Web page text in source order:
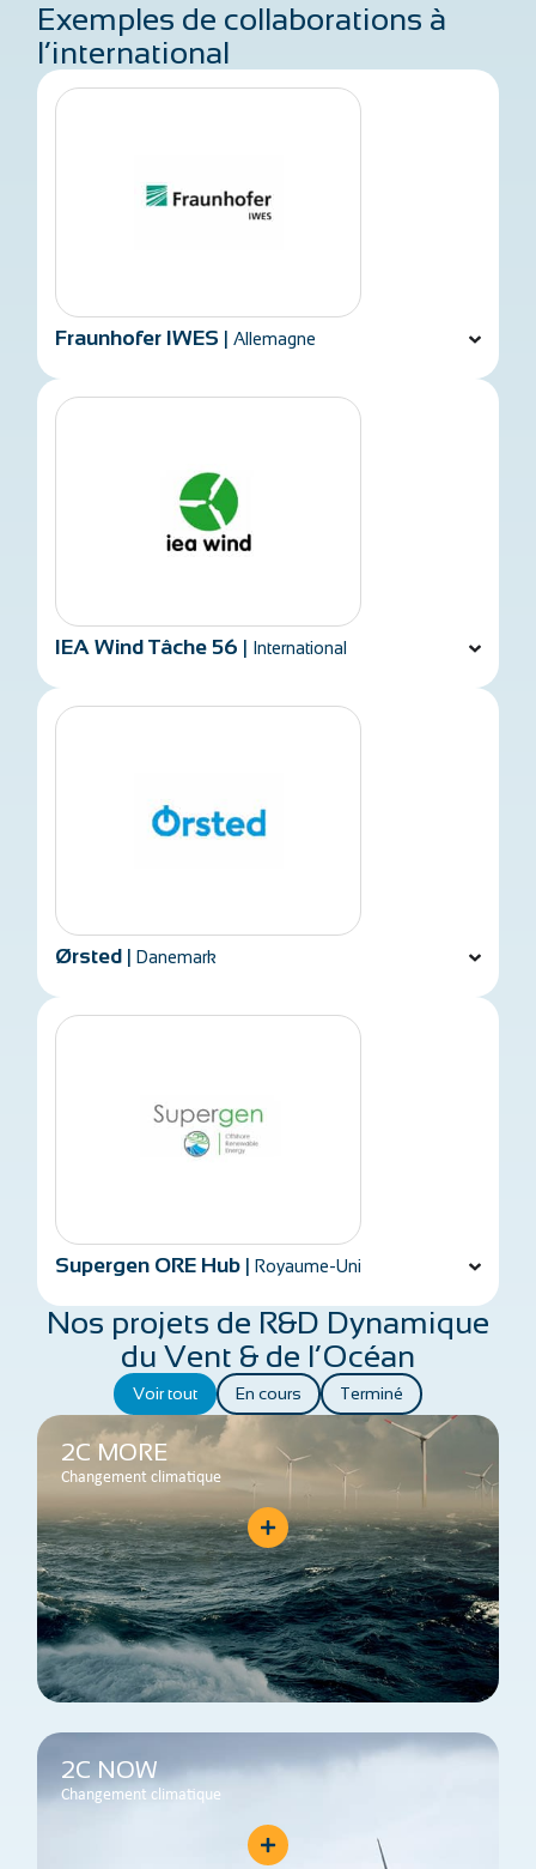
Exemples de collaborations à
l’international
Fraunhofer IWES |Allemagne
IEA Wind Tâche 56 | International
Ørsted |Danemark
Supergen ORE Hub |Royaume-Uni
Nos projets de R&D Dynamique
du Vent & de l’Océan
Voir tout En cours Terminé
2C MORE
Changement climatique
2C NOW
Changement climatique